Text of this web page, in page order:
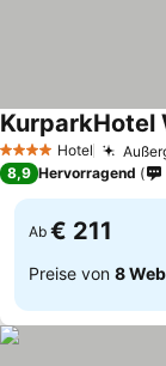
4 Sterne Hotel
KurparkHotel
8,9 Hervorragend
Ab € 211
Preise von 8